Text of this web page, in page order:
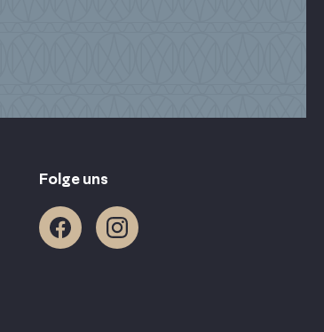
Folge uns